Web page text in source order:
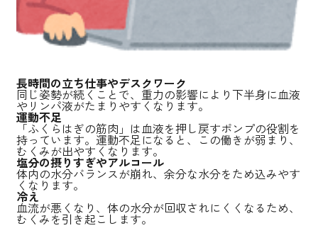
長時間の立ち仕事やデスクワーク
同じ姿勢が続くことで、重力の影響により下半身に血液
やリンパ液がたまりやすくなります。
運動不足
「ふくらはぎの筋肉」は血液を押し戻すポンプの役割を
持っています。運動不足になると、この働きが弱まり、
むくみが出やすくなります。
塩分の摂りすぎやアルコール
体内の水分バランスが崩れ、余分な水分をため込みやす
くなります。
冷え
血流が悪くなり、体の水分が回収されにくくなるため、
むくみを引き起こします。